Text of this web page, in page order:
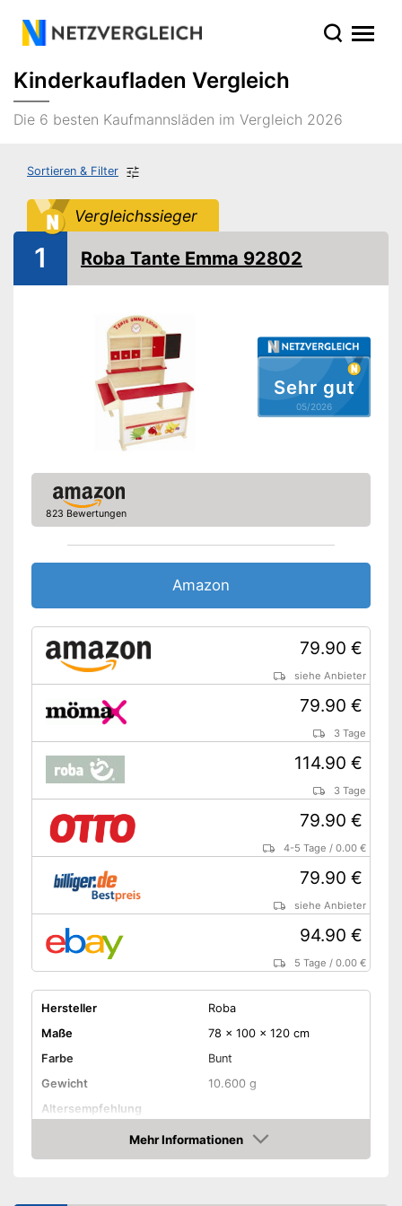
Kinderkaufladen Vergleich
Die 6 besten Kaufmannsläden im Vergleich 2026
Sortieren & Filter
Vergleichssieger
Sehr gut
05/2026
1 Roba Tante Emma 92802
823 Bewertungen
Amazon
79.90 €
siehe Anbieter
79.90 €
3 Tage
114.90 €
3 Tage
79.90 €
4-5 Tage /0.00 €
79.90 €
siehe Anbieter
94.90 €
5 Tage /0.00 €
Hersteller
Roba
Maße
78 x 100 x 120 cm
Farbe
Bunt
Gewicht
10.600 g
Altersempfehlung
Holz
Mehr Informationen
Amazon